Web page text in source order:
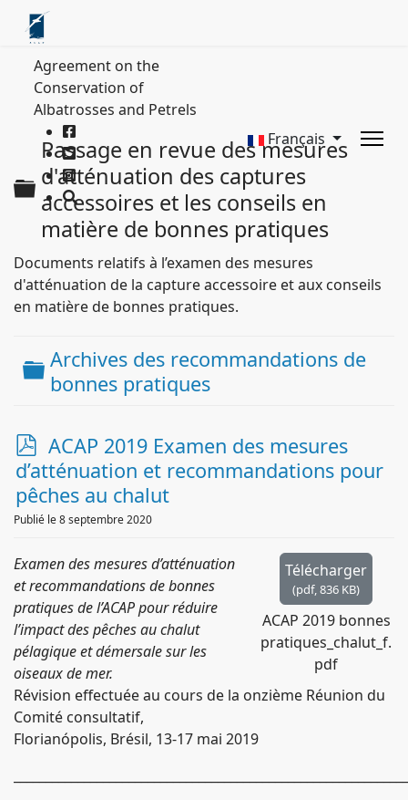
Agreement on the
Conservation of
Albatrosses and Petrels
Français
Dossier
Passage en revue des mesures
d'atténuation des captures
accessoires et les conseils en
matière de bonnes pratiques
Documents relatifs à l’examen des mesures
d'atténuation de la capture accessoire et aux conseils
en matière de bonnes pratiques.
Dossier
Archives des recommandations de
bonnes pratiques
p
d
f
ACAP 2019 Examen des mesures
d’atténuation et recommandations pour
pêches au chalut
Publié le 8 septembre 2020
Télécharger
(pdf,836 KB)
ACAP 2019 bonnes
pratiques_chalut_f.
pdf
Examen des mesures d’atténuation
et recommandations de bonnes
pratiques de l’ACAP pour réduire
l’impact des pêches au chalut
pélagique et démersale sur les
oiseaux de mer.
Révision effectuée au cours de la onzième Réunion du
Comité consultatif,
Florianópolis, Brésil, 13-17 mai 2019